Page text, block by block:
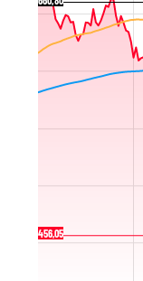
456,05